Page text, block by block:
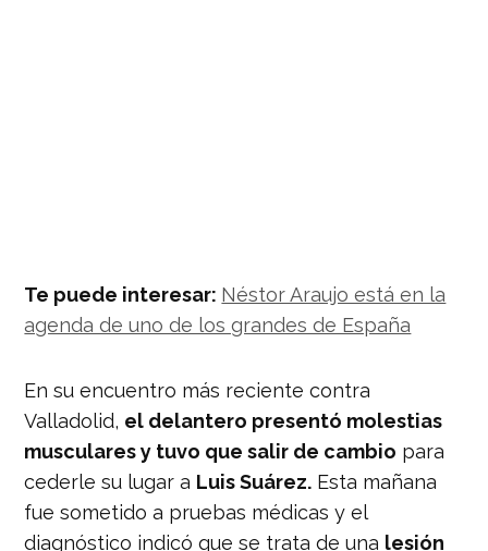
Te puede interesar: Néstor Araujo está en la
agenda de uno de los grandes de España
En su encuentro más reciente contra
Valladolid, el delantero presentó molestias
musculares y tuvo que salir de cambio para
cederle su lugar a Luis Suárez. Esta mañana
fue sometido a pruebas médicas y el
diagnóstico indicó que se trata de una lesión